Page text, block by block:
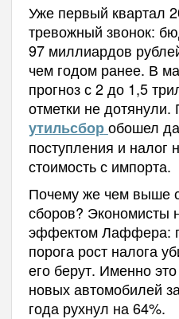
Уже первый квартал
тревожный звонок:
97 миллиардов
чем годом ранее. В
прогноз с 2 до 1,5
отметки не
утильсборобошел
поступления и налог
стоимость с импорта.
Почему же чем выше
сборов? Экономисты
эффектом Лаффера:
порога рост налога
его берут. Именно
новых автомобилей
года рухнул на 64%.